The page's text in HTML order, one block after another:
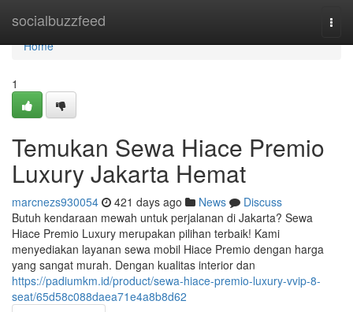
socialbuzzfeed
Home
Home
1
Temukan Sewa Hiace Premio
Luxury Jakarta Hemat
marcnezs930054 421 days ago News
Discuss
Butuh kendaraan mewah untuk perjalanan di Jakarta? Sewa
Hiace Premio Luxury merupakan pilihan terbaik! Kami
menyediakan layanan sewa mobil Hiace Premio dengan harga
yang sangat murah. Dengan kualitas interior dan
https://padiumkm.id/product/sewa-hiace-premio-luxury-vvip-8-
seat/65d58c088daea71e4a8b8d62